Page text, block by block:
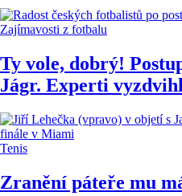
Zajímavosti z fotbalu
Ty vole, dobrý!
Jágr. Experti
Tenis
Zranění páteře mu